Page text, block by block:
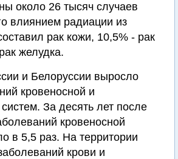
около 26 тысяч случаев
влиянием радиации из
рак кожи, 10,5% - рак
желудка.
и Белоруссии выросло
кровеносной и
За десять лет после
кровеносной
в 5,5 раз. На территории
крови и